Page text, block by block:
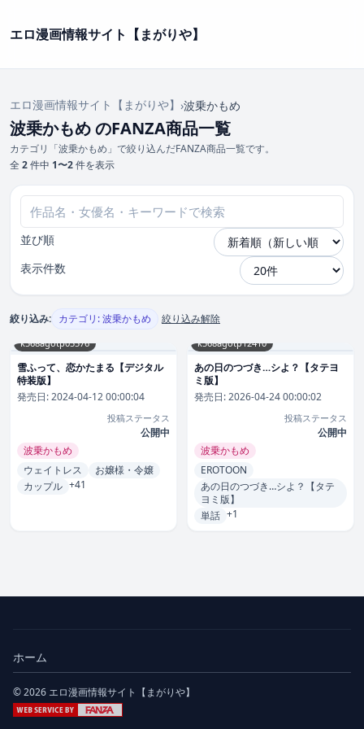
エロ漫画情報サイト【まがりや】
エロ漫画情報サイト【まがりや】 ›波乗かもめ
波乗かもめ のFANZA商品一覧
カテゴリ「波乗かもめ」で絞り込んだFANZA商品一覧です。
全 2件中 1〜2件を表示
並び順
表示件数
絞り込み: カテゴリ: 波乗かもめ 絞り込み解除
k568agotp05576
雪ふって、恋かたまる【デジタル
特装版】
発売日:2024-04-12 00:00:04
投稿ステータス
公開中
波乗かもめ
ウェイトレス
お嬢様・令嬢
カップル +41
k568agotp12410
あの日のつづき…シよ？【タテヨ
ミ版】
発売日:2026-04-24 00:00:02
投稿ステータス
公開中
波乗かもめ
EROTOON
あの日のつづき…シよ？【タテ
ヨミ版】
単話 +1
ホーム
© 2026 エロ漫画情報サイト【まがりや】